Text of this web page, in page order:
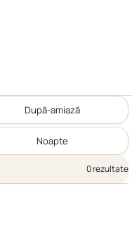
După-amiază
Noapte
0 rezultate